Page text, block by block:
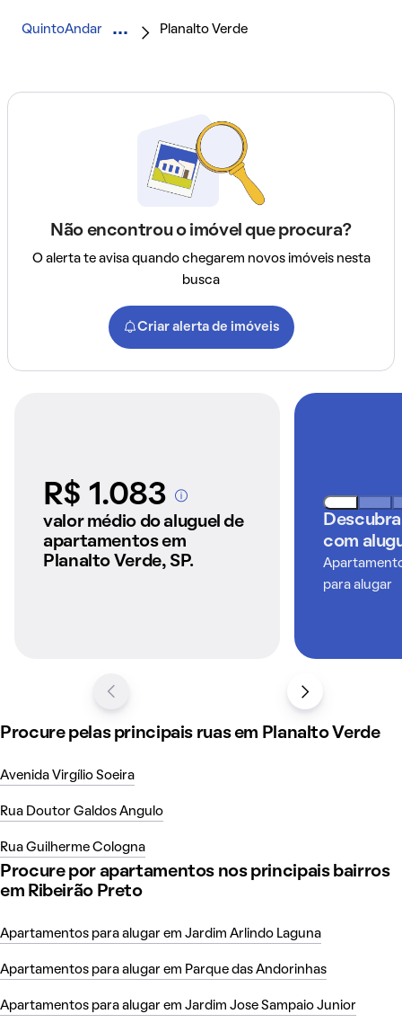
QuintoAndar Planalto Verde
Não encontrou o imóvel que procura?
O alerta te avisa quando chegarem novos imóveis nesta
busca
Criar alerta de imóveis
R$ 1.083A partir dos imóveis
anunciados pelo
QuintoAndar
valor médio do aluguel de
apartamentos em
Planalto Verde, SP.
com
para alugar
Procure pelas principais ruas em Planalto Verde
Avenida Virgílio Soeira
Rua Doutor Galdos Angulo
Rua Guilherme Cologna
Procure por apartamentos nos principais bairros
em Ribeirão Preto
Apartamentos para alugar em Jardim Arlindo Laguna
Apartamentos para alugar em Parque das Andorinhas
Apartamentos para alugar em Jardim Jose Sampaio Junior